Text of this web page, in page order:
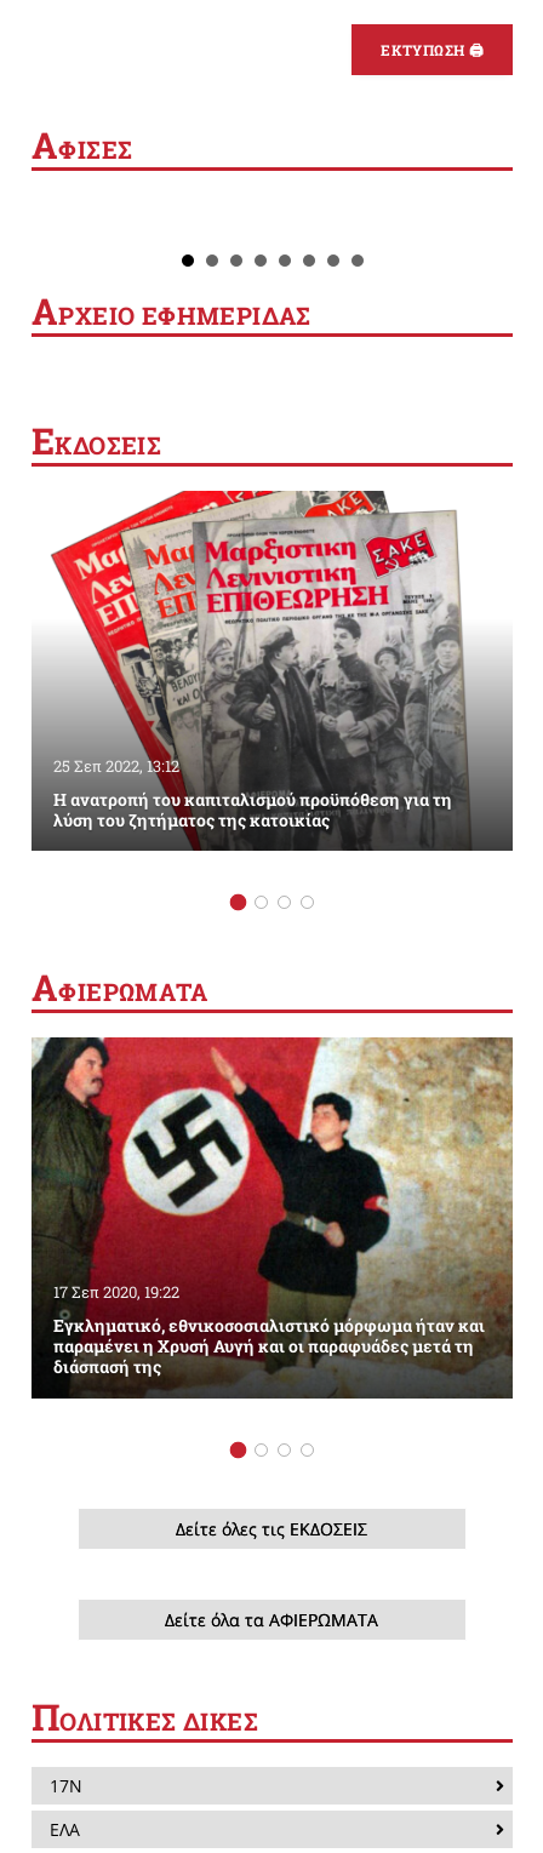
ΕΚΤΥΠΩΣΗ 🖨
ΑΦΙΣΕΣ
ΑΡΧΕΙΟ ΕΦΗΜΕΡΙΔΑΣ
ΕΚΔΟΣΕΙΣ
25 Σεπ 2022, 13:12
Η ανατροπή του καπιταλισμού προϋπόθεση για τη
λύση του ζητήματος της κατοικίας
ΑΦΙΕΡΩΜΑΤΑ
17 Σεπ 2020, 19:22
Εγκληματικό, εθνικοσοσιαλιστικό μόρφωμα ήταν και
παραμένει η Χρυσή Αυγή και οι παραφυάδες μετά τη
διάσπασή της
Δείτε όλες τις ΕΚΔΟΣΕΙΣ
Δείτε όλα τα ΑΦΙΕΡΩΜΑΤΑ
ΠΟΛΙΤΙΚΕΣ ΔΙΚΕΣ
17Ν
ΕΛΑ